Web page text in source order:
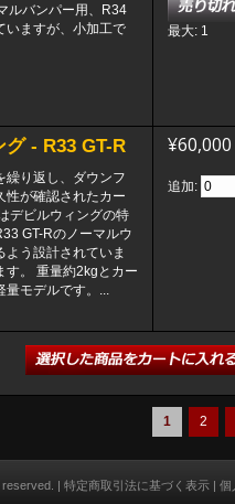
ルバンパー用、R34
いますが、小加工で
最大: 1
グ - R33 GT-R
繰り返し、ダウンフ
性が確認されたカー
デビルウィングの特
GT-Rのノーマルウ
よう設計されていま
す。 重量約2kgとカー
量モデルです。...
¥60,000
追加:
1 2
reserved. | 特定商取引法に基づく表示 | 個